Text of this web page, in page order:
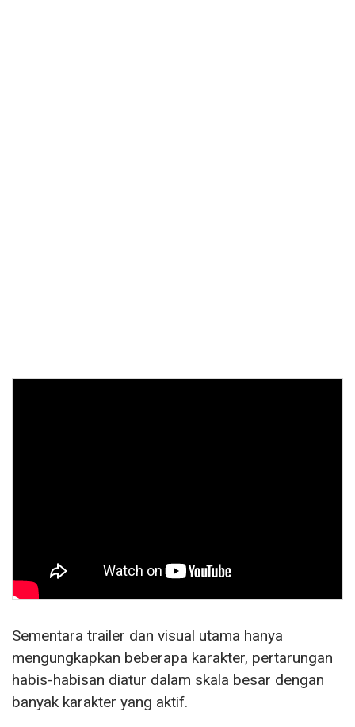
Sementara trailer dan visual utama hanya
mengungkapkan beberapa karakter, pertarungan
habis-habisan diatur dalam skala besar dengan
banyak karakter yang aktif.